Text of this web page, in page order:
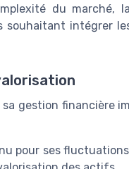
du marché,
intégrer
gestion financière
pour ses